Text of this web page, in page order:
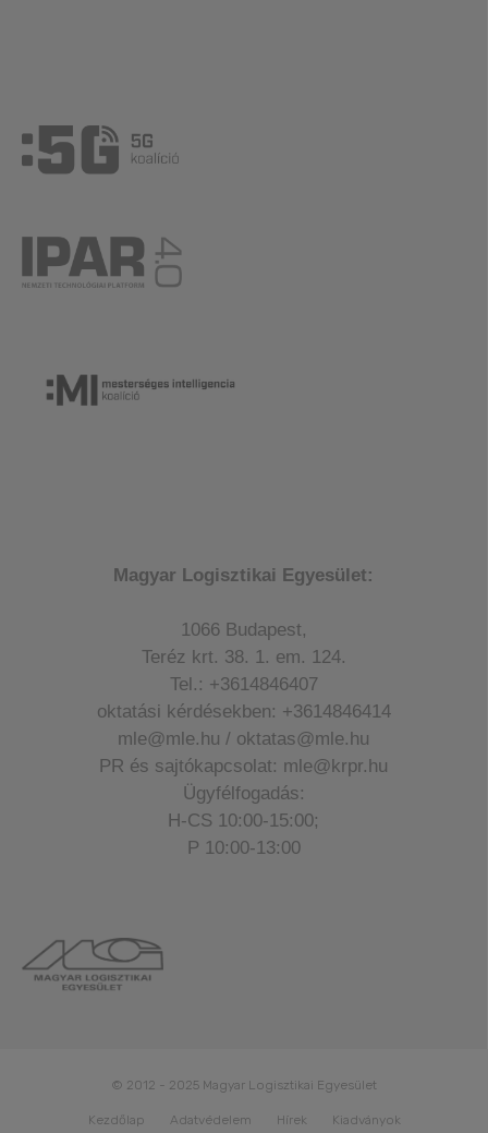
Magyar Logisztikai Egyesület:
1066 Budapest,
Teréz krt. 38. 1. em. 124.
Tel.: +3614846407
oktatási kérdésekben: +3614846414
mle@mle.hu / oktatas@mle.hu
PR és sajtókapcsolat: mle@krpr.hu
Ügyfélfogadás:
H-CS 10:00-15:00;
P 10:00-13:00
© 2012 - 2025 Magyar Logisztikai Egyesület
Kezdőlap Adatvédelem Hírek Kiadványok